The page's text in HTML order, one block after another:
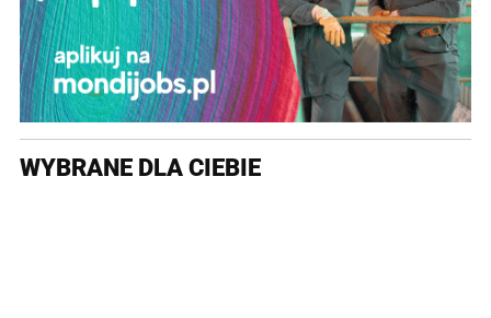
WYBRANE DLA CIEBIE